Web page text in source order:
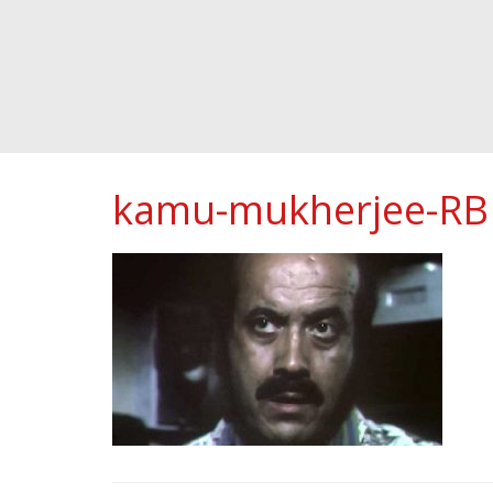
kamu-mukherjee-